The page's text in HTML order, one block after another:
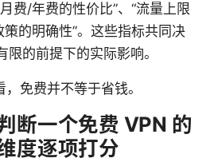
费/年费的性价比”、“流量上限
策的明确性”。这些指标共同决
的前提下的实际影响。
免费并不等于省钱。
断一个免费 VPN 的
度逐项打分